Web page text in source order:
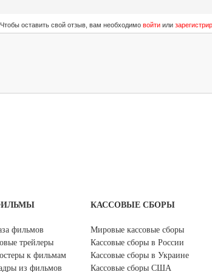
Чтобы оставить свой отзыв, вам необходимо войтиили
фильмов
трейлеры
к фильмам
из фильмов
КАССОВЫЕ СБОРЫ
Мировые кассовые сборы
Кассовые сборы в России
Кассовые сборы в Украине
Кассовые сборы США